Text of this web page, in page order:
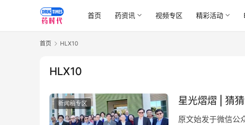
首页 药资讯 视频专区 精彩活动
首页 HLX10
HLX10
新闻稿专区 星光熠熠 | 猜
原文始发于微信公